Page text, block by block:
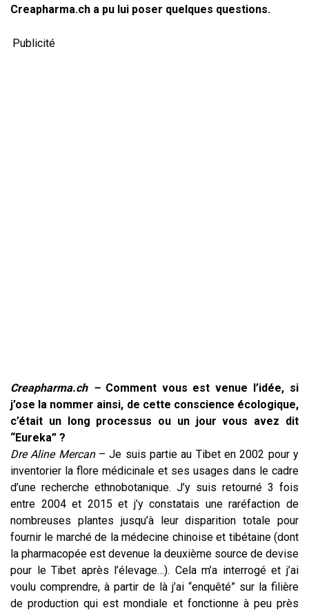
Creapharma.ch a pu lui poser quelques questions.
Publicité
Creapharma.ch – Comment vous est venue l’idée, si
j’ose la nommer ainsi, de cette conscience écologique,
c’était un long processus ou un jour vous avez dit
“Eureka” ?
Dre Aline Mercan– Je suis partie au Tibet en 2002 pour y
inventorier la flore médicinale et ses usages dans le cadre
d’une recherche ethnobotanique. J’y suis retourné 3 fois
entre 2004 et 2015 et j’y constatais une raréfaction de
nombreuses plantes jusqu’à leur disparition totale pour
fournir le marché de la médecine chinoise et tibétaine (dont
la pharmacopée est devenue la deuxième source de devise
pour le Tibet après l’élevage…). Cela m’a interrogé et j’ai
voulu comprendre, à partir de là j’ai “enquêté” sur la filière
de production qui est mondiale et fonctionne à peu près